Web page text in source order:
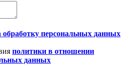
обработку персональных данных
политики в отношении
данных